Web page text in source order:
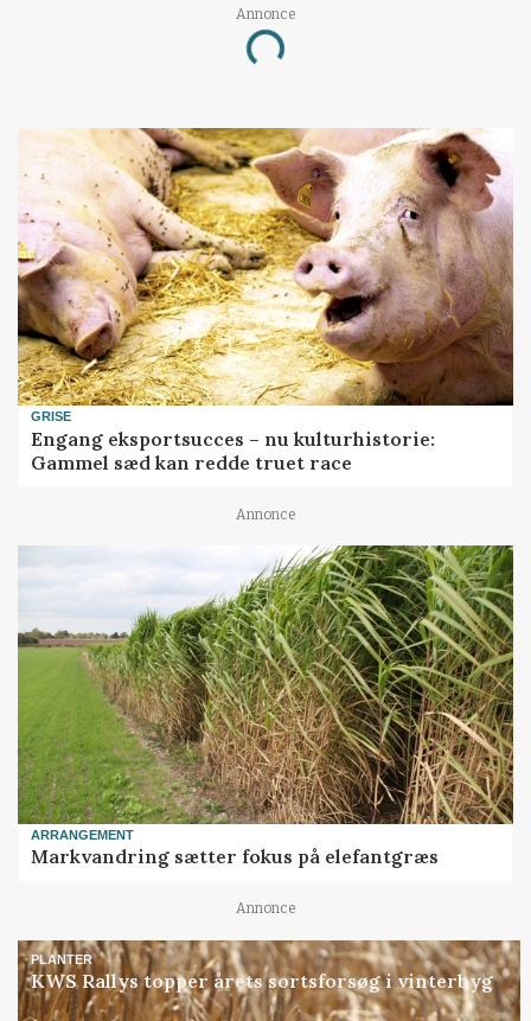
Annonce
Loading...
GRISE
Engang eksportsucces – nu kulturhistorie:
Gammel sæd kan redde truet race
Annonce
ARRANGEMENT
Markvandring sætter fokus på elefantgræs
Annonce
PLANTER
KWS Rallys topper årets sortsforsøg i vinterbyg